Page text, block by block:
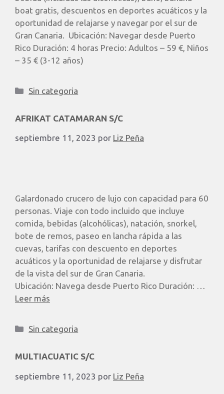
boat gratis, descuentos en deportes acuáticos y la
oportunidad de relajarse y navegar por el sur de
Gran Canaria. Ubicación: Navegar desde Puerto
Rico Duración: 4 horas Precio: Adultos – 59 €, Niños
– 35 € (3-12 años)
Sin categoria
AFRIKAT CATAMARAN S/C
septiembre 11, 2023 por Liz Peña
Galardonado crucero de lujo con capacidad para 60
personas. Viaje con todo incluido que incluye
comida, bebidas (alcohólicas), natación, snorkel,
bote de remos, paseo en lancha rápida a las
cuevas, tarifas con descuento en deportes
acuáticos y la oportunidad de relajarse y disfrutar
de la vista del sur de Gran Canaria.
Ubicación: Navega desde Puerto Rico Duración: …
Leer más
Sin categoria
MULTIACUATIC S/C
septiembre 11, 2023 por Liz Peña